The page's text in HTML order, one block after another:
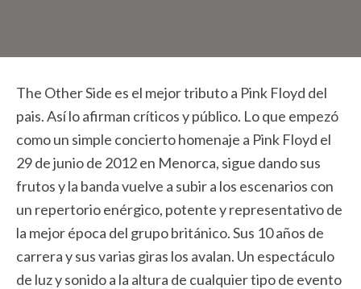
The Other Side es el mejor tributo a Pink Floyd del
pais. Así lo afirman críticos y público. Lo que empezó
como un simple concierto homenaje a Pink Floyd el
29 de junio de 2012 en Menorca, sigue dando sus
frutos y la banda vuelve a subir a los escenarios con
un repertorio enérgico, potente y representativo de
la mejor época del grupo británico. Sus 10 años de
carrera y sus varias giras los avalan. Un espectáculo
de luz y sonido a la altura de cualquier tipo de evento